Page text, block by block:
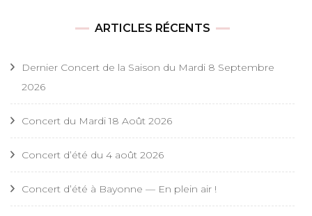
ARTICLES RÉCENTS
Dernier Concert de la Saison du Mardi 8 Septembre
2026
Concert du Mardi 18 Août 2026
Concert d’été du 4 août 2026
Concert d’été à Bayonne — En plein air !